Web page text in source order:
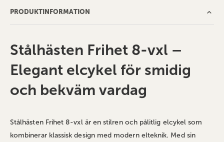
PRODUKTINFORMATION
Stålhästen Frihet 8-vxl –
Elegant elcykel för smidig
och bekväm vardag
Stålhästen Frihet 8-vxl är en stilren och pålitlig elcykel som
kombinerar klassisk design med modern elteknik. Med sin